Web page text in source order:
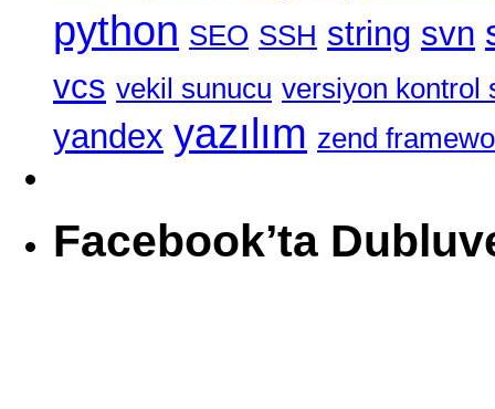
python SEO SSH string svn
vcs vekil sunucu versiyon kontrol
yandex yazılım zend
Facebook’ta